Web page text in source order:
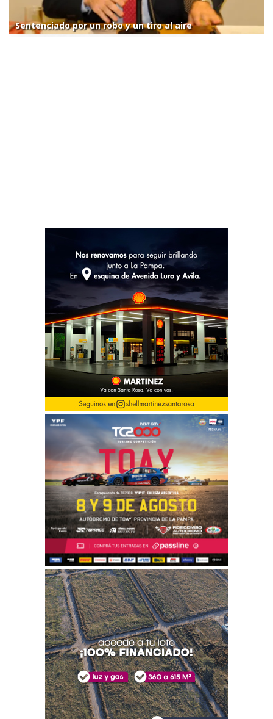
Sentenciado por un robo y un tiro al aire